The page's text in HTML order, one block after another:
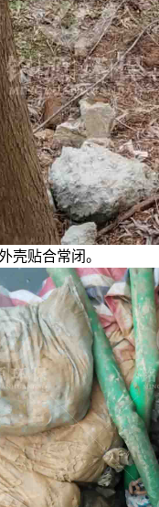
壳贴合常闭。